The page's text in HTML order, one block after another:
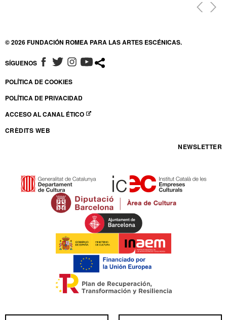
© 2026 FUNDACIÓN ROMEA PARA LAS ARTES ESCÉNICAS.
SÍGUENOS ABRE EN NUEVA VENTANA
ABRE EN NUEVA VENTANA
ABRE EN NUEVA VENTANA
ABRE EN NUEVA VENTANA
POLÍTICA DE COOKIES
POLÍTICA DE PRIVACIDAD
ACCESO AL CANAL ÉTICO
ABRE EN NUEVA VENTANA
CRÈDITS WEB
NEWSLETTER